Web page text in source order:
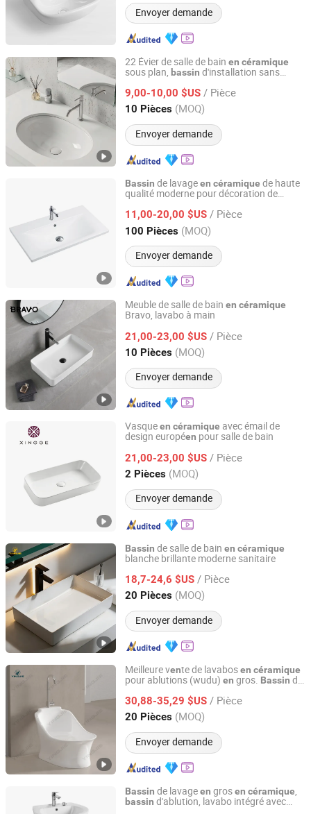
Envoyer demande
22 Évier de salle de bain en céramique
sous plan, bassin d'installation sans
9,00-10,00 $US / Pièce
10 Pièces (MOQ)
Envoyer demande
Guangdong Hecheng Ceramic Equipment Technology Co.,
Ltd
Guangdong, China Depuis 2022
Bassin de lavageen céramique de haute
qualité moderne pour décoration de
11,00-20,00 $US / Pièce
100 Pièces (MOQ)
Envoyer demande
Guangdong Bobo Sanitary Ware Co., Ltd.
Guangdong, China Depuis 2026
Meuble de salle de bain en céramique
Bravo, lavabo à main
21,00-23,00 $US / Pièce
10 Pièces (MOQ)
Envoyer demande
Chaozhou Shunjia Ceramic Co., Ltd.
Guangdong, China Depuis 2024
Vasqueen céramique avec émail de
design européen pour salle de bain
21,00-23,00 $US / Pièce
2 Pièces (MOQ)
Envoyer demande
Guangdong Jiange Ceramic Co., Ltd.
Guangdong, China Depuis 2023
Bassin de salle de bain en céramique
blanche brillante moderne sanitaire
18,7-24,6 $US / Pièce
20 Pièces (MOQ)
Envoyer demande
GUANGDONG YINGJIE SANITARY WARE TECHNOLOGY
CO.,LTD
Guangdong, China Depuis 2022
Meilleure vente de lavabosen céramique
pour ablutions (wudu) en gros. Bassin de
musulmanes.
30,88-35,29 $US / Pièce
20 Pièces (MOQ)
Envoyer demande
GUANGDONG YINGJIE SANITARY WARE TECHNOLOGY
Guangdong, China Depuis 2022
Bassin de lavageen grosen céramique,
bassin d'ablution, lavabo intégré avec
Foshan Topcera Sanitary Ware Co., Ltd.